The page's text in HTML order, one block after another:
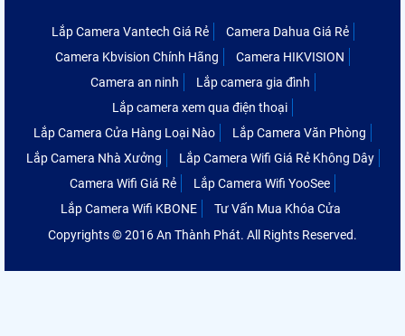
Lắp Camera Vantech Giá Rẻ
Camera Dahua Giá Rẻ
Camera Kbvision Chính Hãng
Camera HIKVISION
Camera an ninh
Lắp camera gia đình
Lắp camera xem qua điện thoại
Lắp Camera Cửa Hàng Loại Nào
Lắp Camera Văn Phòng
Lắp Camera Nhà Xưởng
Lắp Camera Wifi Giá Rẻ Không Dây
Camera Wifi Giá Rẻ
Lắp Camera Wifi YooSee
Lắp Camera Wifi KBONE
Tư Vấn Mua Khóa Cửa
Copyrights © 2016 An Thành Phát. All Rights Reserved.